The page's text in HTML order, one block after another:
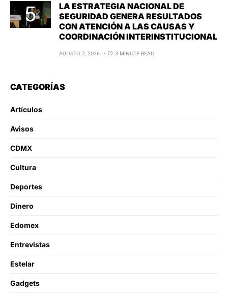
LA ESTRATEGIA NACIONAL DE
SEGURIDAD GENERA RESULTADOS
CON ATENCIÓN A LAS CAUSAS Y
COORDINACIÓN INTERINSTITUCIONAL
AGOSTO 7, 2026 3 MINUTE READ
CATEGORÍAS
Artículos
Avisos
CDMX
Cultura
Deportes
Dinero
Edomex
Entrevistas
Estelar
Gadgets